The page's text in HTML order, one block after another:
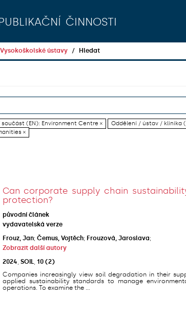
činnosti
Vysokoškolské ústavy Hledat
(EN): Environment Centre ×
Oddělení / ústav / klinika
×
Can corporate supply chain
protection?
původní článek
vydavatelská verze
Frouz, Jan; Čemus, Vojtěch; Frouzová, Jaroslava;
Zobrazit další autory
2024 SOIL, 10 (2)
Companies increasingly view soil degradation in their
applied sustainability standards to manage
operations. To examine the ...